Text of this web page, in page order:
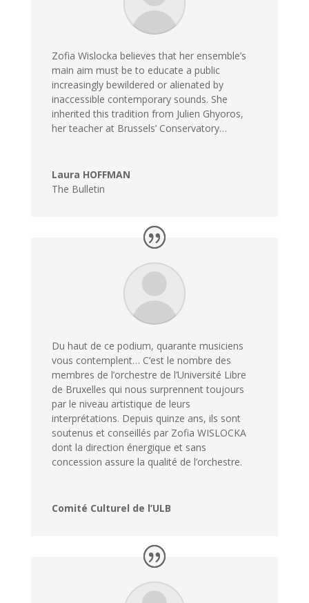
Zofia Wislocka believes that her ensemble’s
main aim must be to educate a public
increasingly bewildered or alienated by
inaccessible contemporary sounds. She
inherited this tradition from Julien Ghyoros,
her teacher at Brussels’ Conservatory…
Laura HOFFMAN
The Bulletin
Du haut de ce podium, quarante musiciens
vous contemplent… C’est le nombre des
membres de l’orchestre de l’Université Libre
de Bruxelles qui nous surprennent toujours
par le niveau artistique de leurs
interprétations. Depuis quinze ans, ils sont
soutenus et conseillés par Zofia WISLOCKA
dont la direction énergique et sans
concession assure la qualité de l’orchestre.
Comité Culturel de l’ULB